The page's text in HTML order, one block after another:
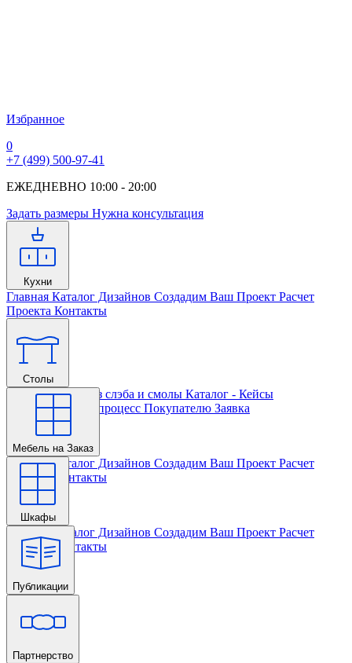
Избранное
0
+7 (499) 500-97-41
ЕЖЕДНЕВНО 10:00 - 20:00
Задать размеры Нужна консультация
Кухни
Главная Каталог Дизайнов Создадим Ваш Проект Расчет
Проекта Контакты
Столы
Главная Столы из слэба и смолы Каталог - Кейсы
Кастомизации и процесс Покупателю Заявка
Мебель на Заказ
Главная Каталог Дизайнов Создадим Ваш Проект Расчет
Проекта
Контакты
Шкафы
Главная Каталог Дизайнов Создадим Ваш Проект Расчет
Проекта Контакты
Публикации
Главная
Партнерство